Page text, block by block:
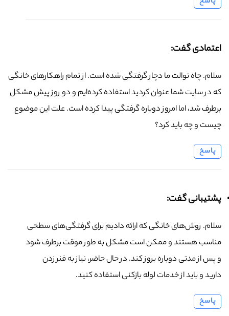
اعتمادی گفت:
سلام. چاه توالت ما دچار گرفتگی شده است. از تمام راهکارهای خانگی
که در سایت شما عنوان کردید استفاده کرده‌ایم و دو روز پیش مشکل
برطرف شد، اما امروز دوباره گرفتگی پیدا کرده است. علت این موضوع
چیست و چه باید کرد؟
پاسخ
پشتیبانی گفت:
سلام. روش‌های خانگی که ارائه دادیم برای گرفتگی‌های سطحی
مناسب هستند و ممکن است مشکل به طور موقت برطرف شود
و پس از مدتی دوباره بروز کند. در حال حاضر، نیاز به فنر زدن
دارید و باید از خدمات لوله بازکنی استفاده کنید.
پاسخ